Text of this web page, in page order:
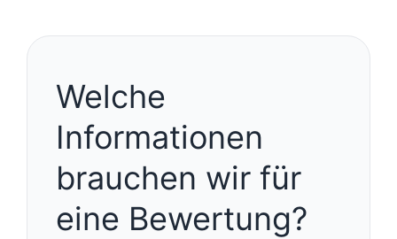
Welche
Informationen
brauchen wir für
eine Bewertung?